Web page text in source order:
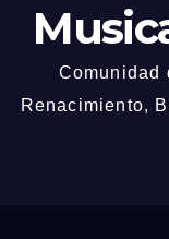
Comunidad
Renacimiento,